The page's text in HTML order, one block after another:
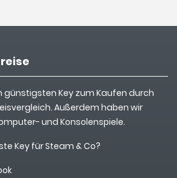
Key zum Kaufen durch
Außerdem haben wir
und Konsolenspiele.
Key für Steam & Co?